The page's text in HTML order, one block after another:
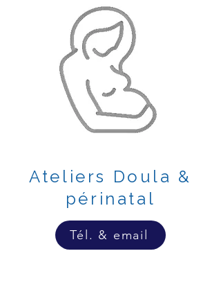
Ateliers Doula &
périnatal
Tél. & email